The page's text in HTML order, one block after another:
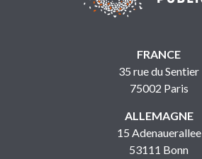
FRANCE
35 rue du Sentier
75002 Paris
ALLEMAGNE
15 Adenauerallee
53111 Bonn